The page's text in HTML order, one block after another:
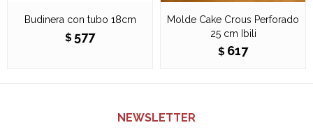
Budinera con tubo 18cm
$ 577
Molde Cake Crous Perforado
25 cm Ibili
$ 617
NEWSLETTER